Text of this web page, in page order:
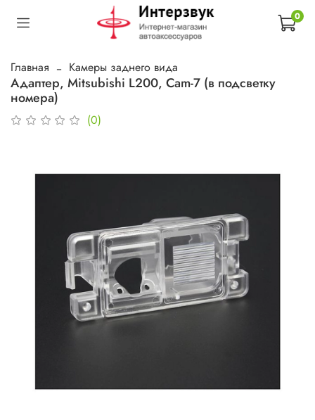
0
Главная Камеры заднего вида
Адаптер, Mitsubishi L200, Cam-7 (в подсветку
номера)
(0)